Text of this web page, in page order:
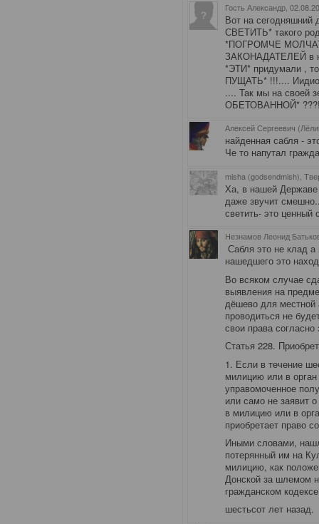
Гость Александр ,
Вот на
СВЕТИТЬ* такого
*ПОГРОМЧЕ
ЗАКОНАДАТЕЛЕЙ в
*ЭТИ* придумали ,
ПУЩАТЬ* !!!....
.... Так мы на своей
ОБЕТОВАННОЙ* ???!
Алексей Сергеевич
найденная сабля -
Че то напутал
misha (godsendmish),
Ха, в нашей
даже звучит
светить- это ценный
Незнамов Леонид
Сабля это не клад а
нашедшего это
Во всяком случае
выявления на
дёшево для местной
проводиться не
свои права
Статья 228.
1. Если в течение
милицию или в
управомоченное
или само не заявит
в милицию или в
приобретает право
Иными словами,
потерянный им на
милицию, как
Донской за шлемом
гражданском
шестьсот лет